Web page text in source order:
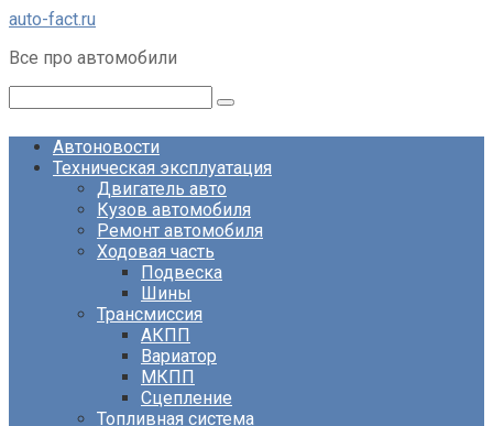
Перейти
контенту
auto-fact.ru
Все про автомобили
Автоновости
Техническая эксплуатация
Двигатель авто
Кузов автомобиля
Ремонт автомобиля
Ходовая часть
Подвеска
Шины
Трансмиссия
АКПП
Вариатор
МКПП
Сцепление
Топливная система